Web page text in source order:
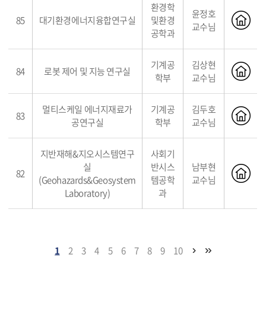
85 대기환경에너지융합연구실
환경학
및환경
공학과
윤정호
교수님
84 로봇 제어 및 지능 연구실
기계공
학부
김상현
교수님
83
멀티스케일 에너지재료가
공연구실
기계공
학부
김두호
교수님
82
지반재해&지오시스템연구
실
(Geohazards&Geosystem
Laboratory)
사회기
반시스
템공학
과
남부현
교수님
1 2 3 4 5 6 7 8 9 10